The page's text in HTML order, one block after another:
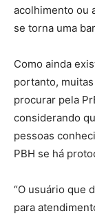
acolhimento ou
se torna uma
Como ainda
portanto,
procurar pela
considerando
pessoas
PBH se há
“O usuário que
para